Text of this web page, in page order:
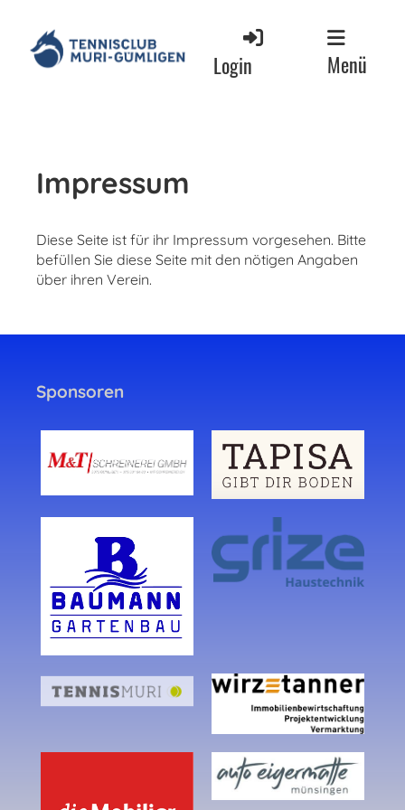
Login Menü
Impressum
Diese Seite ist für ihr Impressum vorgesehen. Bitte
befüllen Sie diese Seite mit den nötigen Angaben
über ihren Verein.
Sponsoren